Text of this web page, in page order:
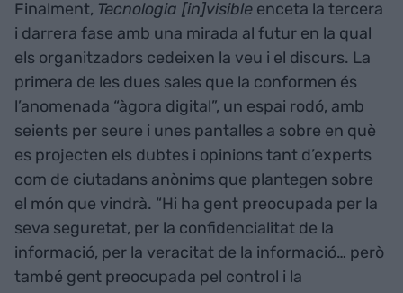
Finalment, Tecnologia [in]visible enceta la tercera
i darrera fase amb una mirada al futur en la qual
els organitzadors cedeixen la veu i el discurs. La
primera de les dues sales que la conformen és
l’anomenada “àgora digital”, un espai rodó, amb
seients per seure i unes pantalles a sobre en què
es projecten els dubtes i opinions tant d’experts
com de ciutadans anònims que plantegen sobre
el món que vindrà. “Hi ha gent preocupada per la
seva seguretat, per la confidencialitat de la
informació, per la veracitat de la informació… però
també gent preocupada pel control i la